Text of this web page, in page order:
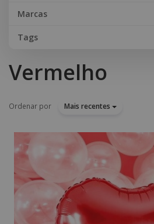
Marcas
Tags
Vermelho
Ordenar por Mais recentes